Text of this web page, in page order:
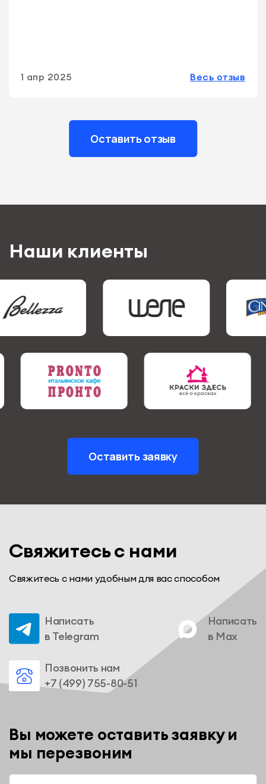
Оставить отзыв
Весь отзыв
1 апр 2025
Наши клиенты
Оставить заявку
Свяжитесь с нами
Свяжитесь с нами удобным для вас способом
Написать
в Telegram
Написать
в Max
Позвонить нам
+7 (499) 755-80-51
Вы можете оставить заявку и
мы перезвоним